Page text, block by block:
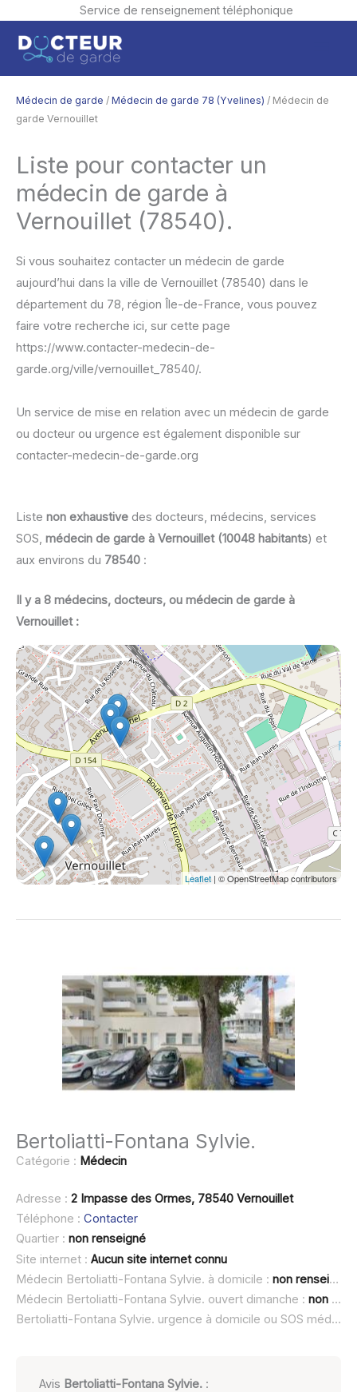
Service de renseignement téléphonique
contenu
Médecin de garde / Médecin de garde 78 (Yvelines) / Médecin de
garde Vernouillet
Liste pour contacter un
médecin de garde à
Vernouillet (78540).
Si vous souhaitez contacter un médecin de garde
aujourd’hui dans la ville de Vernouillet (78540) dans le
département du 78, région Île-de-France, vous pouvez
faire votre recherche ici, sur cette page
https://www.contacter-medecin-de-
garde.org/ville/vernouillet_78540/.
Un service de mise en relation avec un médecin de garde
ou docteur ou urgence est également disponible sur
contacter-medecin-de-garde.org
Liste non exhaustive des docteurs, médecins, services
SOS, médecin de garde à Vernouillet (10048 habitants) et
aux environs du 78540 :
Il y a 8 médecins, docteurs, ou médecin de garde à
Vernouillet :
Leaflet | © OpenStreetMap contributors
Bertoliatti-Fontana Sylvie.
Catégorie : Médecin
Adresse : 2 Impasse des Ormes, 78540 Vernouillet
Téléphone : Contacter
Quartier : non renseigné
Site internet : Aucun site internet connu
Médecin Bertoliatti-Fontana Sylvie. à domicile : non renseigné
Médecin Bertoliatti-Fontana Sylvie. ouvert dimanche : non renseigné
Bertoliatti-Fontana Sylvie. urgence à domicile ou SOS médecin :
Avis Bertoliatti-Fontana Sylvie. :